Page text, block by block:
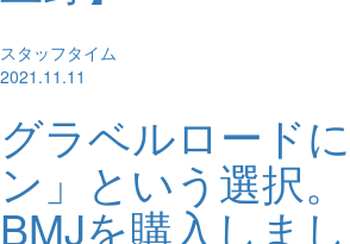
スタッフタイム
2021.11.11
グラベルロード
ン」という選択
BMJを購入しま